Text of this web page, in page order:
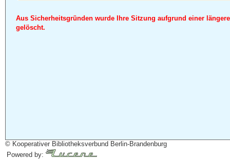
Aus Sicherheitsgründen wurde Ihre Sitzung aufgrund einer
gelöscht.
© Kooperativer Bibliotheksverbund Berlin-Brandenburg
Powered by: